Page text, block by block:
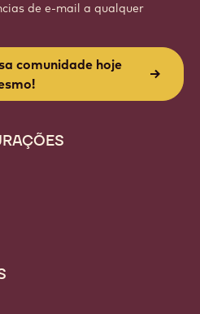
de e-mail a qualquer
comunidade hoje